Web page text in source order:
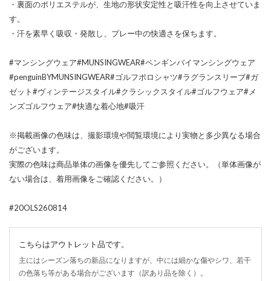
・裏面のポリエステルが、生地の形状安定性と吸汗性を向上させていま
す。
・汗を素早く吸収・発散し、プレー中の快適さを保ちます。
#マンシングウェア#MUNSINGWEAR#ペンギンバイマンシングウェア
#penguinBYMUNSINGWEAR#ゴルフポロシャツ#ラグランスリーブ#ガ
ゼット#ヴィンテージスタイル#クラシックスタイル#ゴルフウェア#メ
ンズゴルフウェア#快適な着心地#吸汗
※掲載画像の色味は、撮影環境や閲覧環境により実物と多少異なる場合
がございます。
実際の色味は商品単体の画像を優先してご参照ください。（単体画像が
ない場合は、着用画像をご確認ください。）
#20OLS260814
こちらはアウトレット品です。
主にはシーズン落ちの新品になりますが、中には細かな傷やシワ、若干
の色落ち等がある場合がございます（訳あり品を除く）。